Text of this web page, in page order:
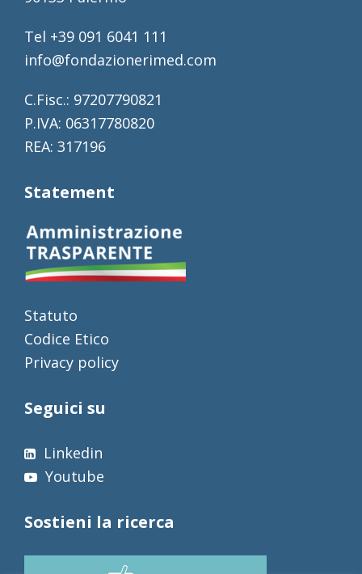
Tel +39 091 6041 111
info@fondazionerimed.com
C.Fisc.: 97207790821
P.IVA: 06317780820
REA: 317196
Statement
Statuto
Codice Etico
Privacy policy
Seguici su
Linkedin
Youtube
Sostieni la ricerca